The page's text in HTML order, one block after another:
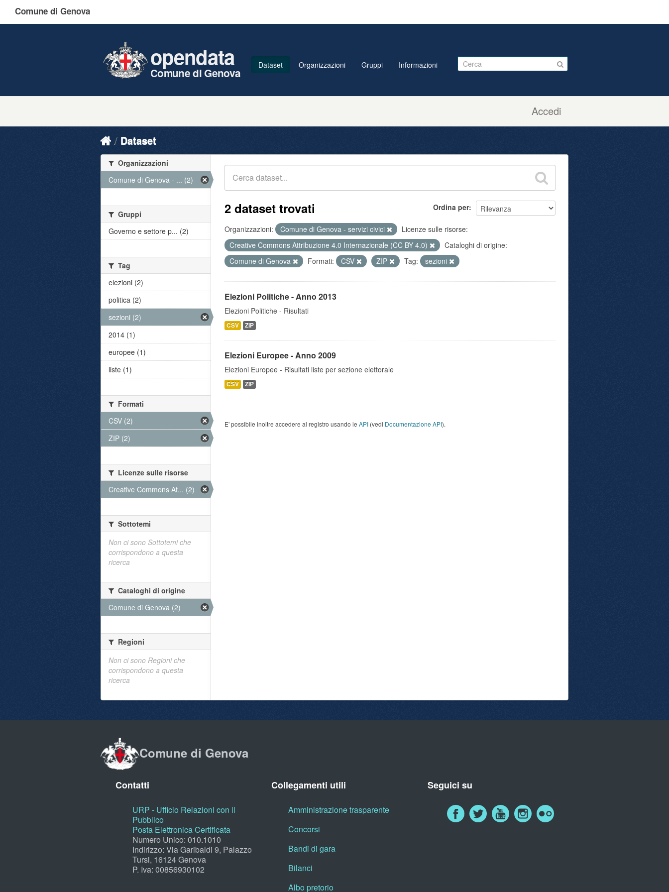
Comune di Genova
Accedi
opendata
Comune di Genova
Dataset Organizzazioni Gruppi Informazioni
Dataset
Ordina per
2 dataset trovati
Organizzazioni: Comune di Genova - servizi civici
Licenze sulle risorse:
Creative Commons Attribuzione 4.0 Internazionale (CC BY 4.0)
Cataloghi di origine:
Comune di Genova
Formati: CSV ZIP Tag: sezioni
Elezioni Politiche - Anno 2013
Elezioni Politiche - Risultati
CSV ZIP
Elezioni Europee - Anno 2009
Elezioni Europee - Risultati liste per sezione elettorale
CSV ZIP
E' possibile inoltre accedere al registro usando le API (vedi Documentazione API).
Organizzazioni
Comune di Genova - ... (2)
Gruppi
Governo e settore p... (2)
Tag
elezioni (2)
politica (2)
sezioni (2)
2014 (1)
europee (1)
liste (1)
Formati
CSV (2)
ZIP (2)
Licenze sulle risorse
Creative Commons At... (2)
Sottotemi
Non ci sono Sottotemi che
corrispondono a questa
ricerca
Cataloghi di origine
Comune di Genova (2)
Regioni
Non ci sono Regioni che
corrispondono a questa
ricerca
Comune di Genova
Contatti
URP - Ufficio Relazioni con il
Pubblico
Posta Elettronica Certificata
Numero Unico: 010.1010
Indirizzo: Via Garibaldi 9, Palazzo
Tursi, 16124 Genova
P. Iva: 00856930102
Collegamenti utili
Amministrazione trasparente
Concorsi
Bandi di gara
Bilanci
Albo pretorio
Seguici su